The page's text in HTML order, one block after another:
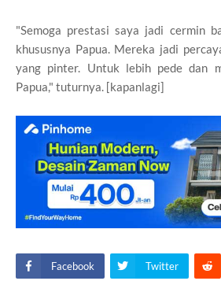
"Semoga prestasi saya jadi cermin
khususnya Papua. Mereka jadi
yang pinter. Untuk lebih pede dan
Papua," tuturnya. [kapanlagi]
Facebook Twitter